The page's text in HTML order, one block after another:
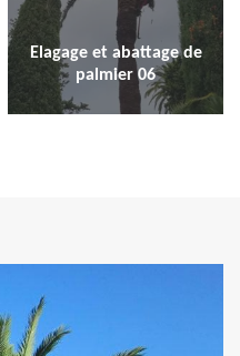
Elagage et abattage de
palmier 06